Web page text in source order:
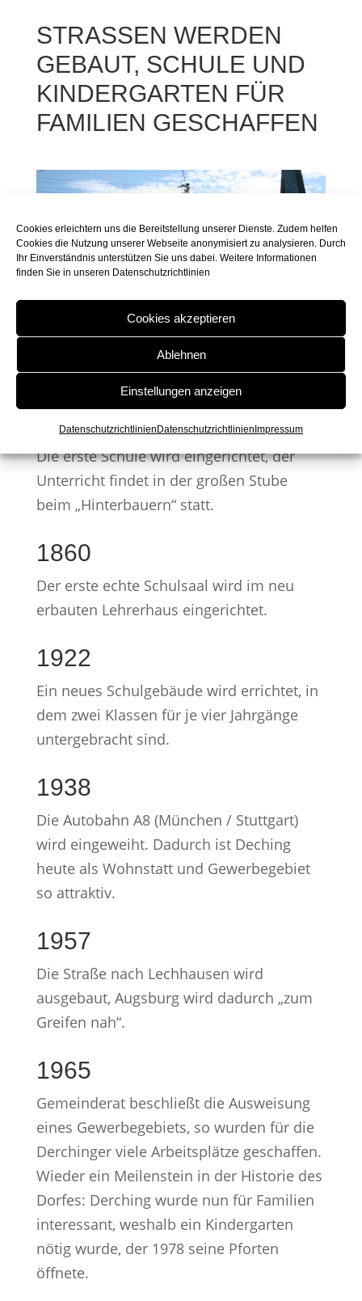
Cookies erleichtern uns die Bereitstellung unserer Dienste. Zudem helfen
Cookies die Nutzung unserer Webseite anonymisiert zu analysieren. Durch
Ihr Einverständnis unterstützen Sie uns dabei. Weitere Informationen
finden Sie in unseren Datenschutzrichtlinien
Cookies akzeptieren
Ablehnen
Einstellungen anzeigen
Datenschutzrichtlinien Datenschutzrichtlinien Impressum
STRASSEN WERDEN G
EBAUT, SCHULE UND K
INDERGARTEN FÜR F
AMILIEN GESCHAFFEN
1801
Die erste Schule wird eingerichtet, der
Unterricht findet in der großen Stube
beim „Hinterbauern“ statt.
1860
Der erste echte Schulsaal wird im neu
erbauten Lehrerhaus eingerichtet.
1922
Ein neues Schulgebäude wird errichtet, in
dem zwei Klassen für je vier Jahrgänge
untergebracht sind.
1938
Die Autobahn A8 (München / Stuttgart)
wird eingeweiht. Dadurch ist Deching
heute als Wohnstatt und Gewerbegebiet
so attraktiv.
1957
Die Straße nach Lechhausen wird
ausgebaut, Augsburg wird dadurch „zum
Greifen nah“.
1965
Gemeinderat beschließt die Ausweisung
eines Gewerbegebiets, so wurden für die
Derchinger viele Arbeitsplätze geschaffen.
Wieder ein Meilenstein in der Historie des
Dorfes: Derching wurde nun für Familien
interessant, weshalb ein Kindergarten
nötig wurde, der 1978 seine Pforten
öffnete.